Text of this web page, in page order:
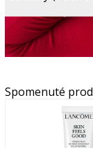
Spomenuté